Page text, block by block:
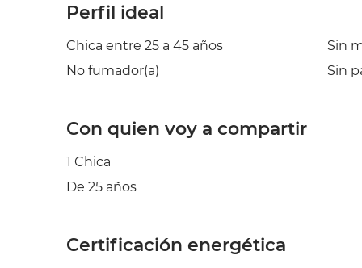
Perfil ideal
Chica entre 25 a 45 años
No fumador(a)
Sin
Sin
Con quien voy a compartir
1 Chica
De 25 años
Certificación energética